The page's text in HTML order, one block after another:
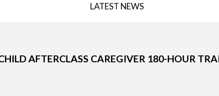
LATEST NEWS
AFTERCLASS CAREGIVER 180-HOUR